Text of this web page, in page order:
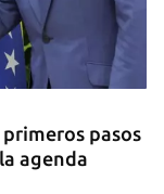
pasos
agenda